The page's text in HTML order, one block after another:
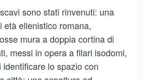
sono stati rinvenuti: una
età ellenistico romana,
mura a doppia cortina di
messi in opera a filari isodomi,
lo spazio con